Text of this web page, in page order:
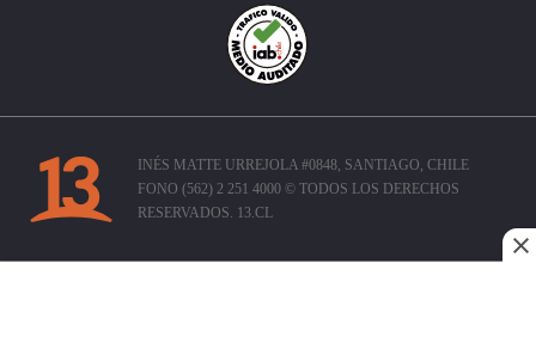
INÉS MATTE URREJOLA #0848, SANTIAGO, CHILE
FONO (562) 2 251 4000 © TODOS LOS DERECHOS
RESERVADOS. 13.CL